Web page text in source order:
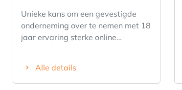
Unieke kans om een gevestigde
onderneming over te nemen met 18
jaar ervaring sterke online
onderhoudsdiensten tapinstallatie s
/ onderhoud en technische service
Alle details